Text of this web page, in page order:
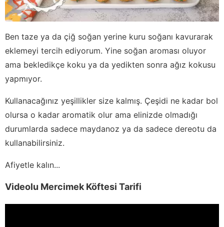
Ben taze ya da çiğ soğan yerine kuru soğanı kavurarak
eklemeyi tercih ediyorum. Yine soğan aroması oluyor
ama bekledikçe koku ya da yedikten sonra ağız kokusu
yapmıyor.
Kullanacağınız yeşillikler size kalmış. Çeşidi ne kadar bol
olursa o kadar aromatik olur ama elinizde olmadığı
durumlarda sadece maydanoz ya da sadece dereotu da
kullanabilirsiniz.
Afiyetle kalın...
Videolu Mercimek Köftesi Tarifi